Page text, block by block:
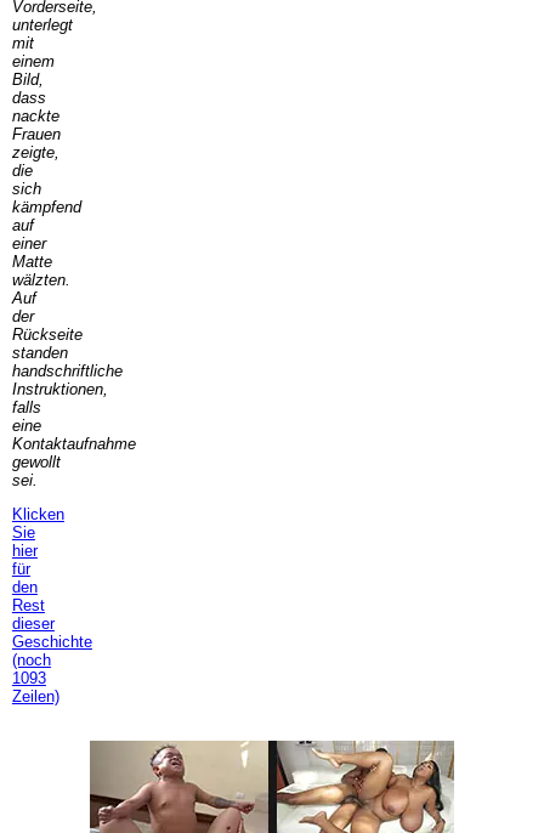
Vorderseite,
unterlegt
mit
einem
Bild,
dass
nackte
Frauen
zeigte,
die
sich
kämpfend
auf
einer
Matte
wälzten.
Auf
der
Rückseite
standen
handschriftliche
Instruktionen,
falls
eine
Kontaktaufnahme
gewollt
sei.
Klicken
Sie
hier
für
den
Rest
dieser
Geschichte
(noch
1093
Zeilen)